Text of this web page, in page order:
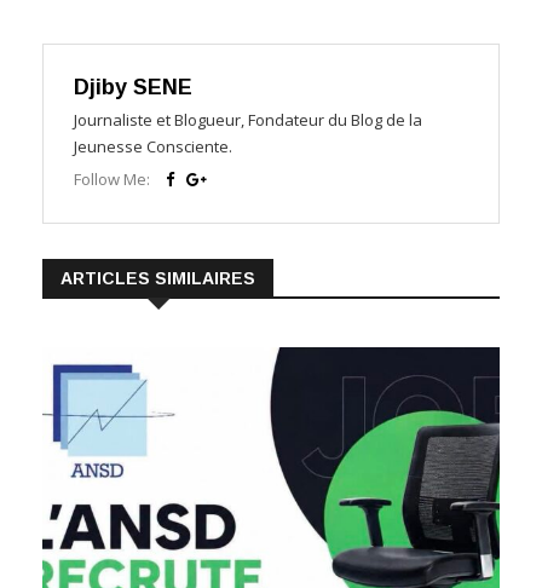
Djiby SENE
Journaliste et Blogueur, Fondateur du Blog de la
Jeunesse Consciente.
Follow Me:
ARTICLES SIMILAIRES